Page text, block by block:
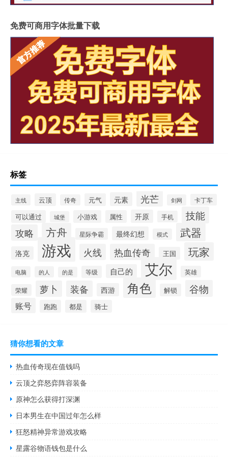
免费可商用字体批量下载
标签
主线 云顶 传奇 元气 元素 光芒 剑网 卡丁车
可以通过 城堡 小游戏 属性 开原 手机 技能
攻略 方舟 星际争霸 最终幻想 模式 武器
洛克 游戏 火线 热血传奇 王国 玩家
电脑 的人 的是 等级 自己的 艾尔 英雄
荣耀 萝卜 装备 西游 角色 解锁 谷物
账号 跑跑 都是 骑士
猜你想看的文章
热血传奇现在值钱吗
云顶之弈怒弈阵容装备
原神怎么获得打深渊
日本男生在中国过年怎么样
狂怒精神异常游戏攻略
星露谷物语钱包是什么